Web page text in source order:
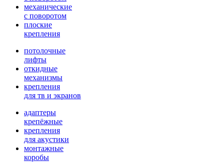
механические
с поворотом
плоские
крепления
потолочные
лифты
откидные
механизмы
крепления
для тв и экранов
адаптеры
крепёжные
крепления
для акустики
монтажные
коробы